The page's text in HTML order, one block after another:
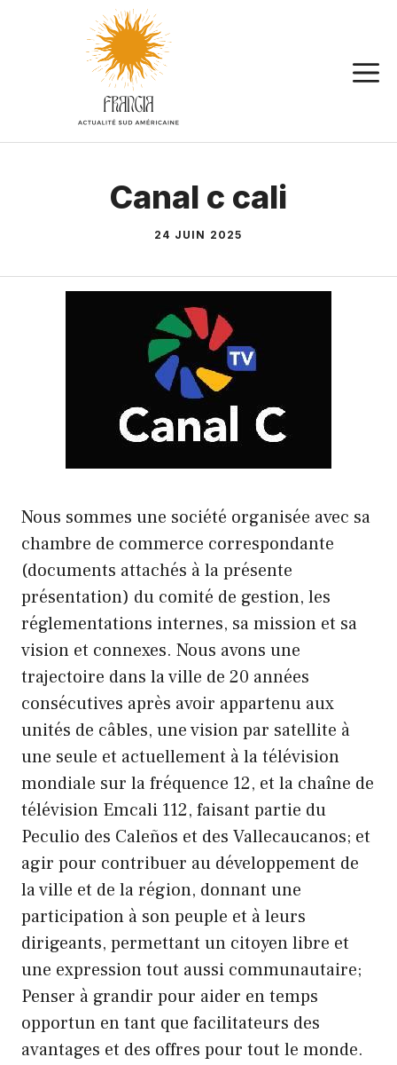
Canal c cali
24 JUIN 2025
Nous sommes une société organisée avec sa
chambre de commerce correspondante
(documents attachés à la présente
présentation) du comité de gestion, les
réglementations internes, sa mission et sa
vision et connexes. Nous avons une
trajectoire dans la ville de 20 années
consécutives après avoir appartenu aux
unités de câbles, une vision par satellite à
une seule et actuellement à la télévision
mondiale sur la fréquence 12, et la chaîne de
télévision Emcali 112, faisant partie du
Peculio des Caleños et des Vallecaucanos; et
agir pour contribuer au développement de
la ville et de la région, donnant une
participation à son peuple et à leurs
dirigeants, permettant un citoyen libre et
une expression tout aussi communautaire;
Penser à grandir pour aider en temps
opportun en tant que facilitateurs des
avantages et des offres pour tout le monde.